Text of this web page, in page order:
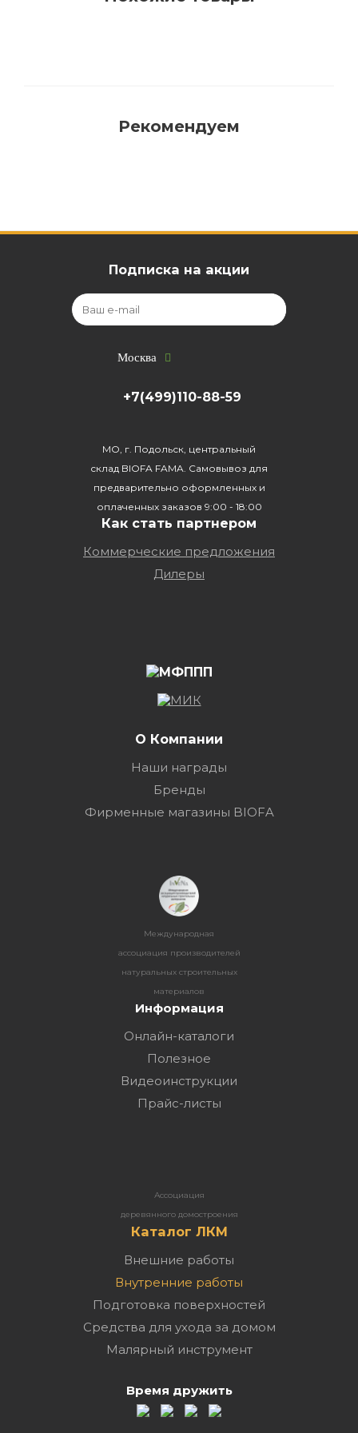
Рекомендуем
Подписка на акции
Москва
+7(499)110-88-59
МО, г. Подольск, центральный
склад BIOFA FAMA. Самовывоз для
предварительно оформленных и
оплаченных заказов 9:00 - 18:00
Как стать партнером
Коммерческие предложения
Дилеры
О Компании
Наши награды
Бренды
Фирменные магазины BIOFA
Международная
ассоциация производителей
натуральных строительных
материалов
Информация
Онлайн-каталоги
Полезное
Видеоинструкции
Прайс-листы
Ассоциация
деревянного домостроения
Каталог ЛКМ
Внешние работы
Внутренние работы
Подготовка поверхностей
Средства для ухода за домом
Малярный инструмент
Время дружить